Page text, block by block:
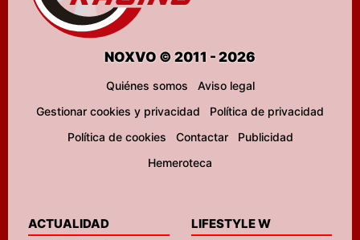
NOXVO © 2011 - 2026
Quiénes somos
Aviso legal
Gestionar cookies y privacidad
Política de privacidad
Política de cookies
Contactar
Publicidad
Hemeroteca
ACTUALIDAD
LIFESTYLE W